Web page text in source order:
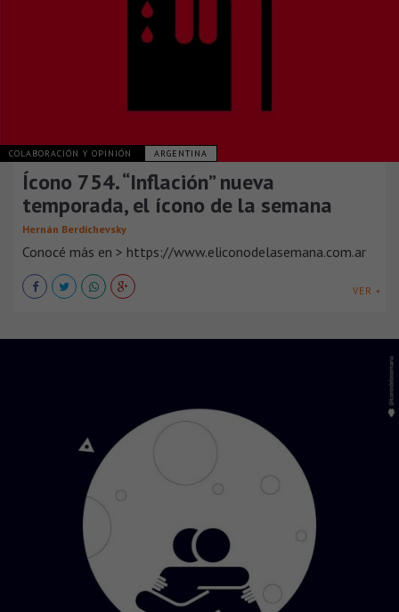
COLABORACIÓN Y OPINIÓN ARGENTINA
Ícono 754. “Inflación” nueva
temporada, el ícono de la semana
Hernán Berdichevsky
Conocé más en > https://www.eliconodelasemana.com.ar
VER +